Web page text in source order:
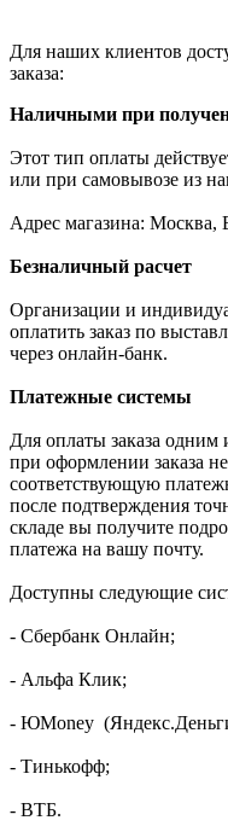
Для наших клиентов
заказа:
Наличными при
Этот тип оплаты
или при самовывозе из
Адрес магазина: Москва,
Безналичный расчет
Организации и
оплатить заказ по
через онлайн-банк.
Платежные системы
Для оплаты заказа одним
при оформлении заказа
соответствующую
после подтверждения
складе вы получите
платежа на вашу почту.
Доступны следующие
- Сбербанк Онлайн;
- Альфа Клик;
- ЮMoney
- Тинькофф;
- ВТБ.